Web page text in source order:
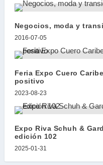
Negocios, moda y
2016-07-05
Feria Expo Cuero
positivo
2023-08-23
Expo Riva Schuh &
edición 102
2025-01-31